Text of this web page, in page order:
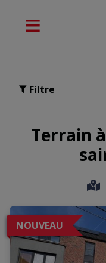
Filtre
Terrain
NOUVEAU